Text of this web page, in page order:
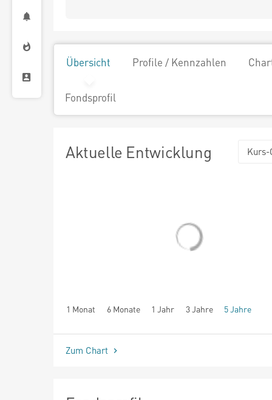
Übersicht Profile / Kennzahlen
Fondsprofil
Aktuelle Entwicklung Kurs-
1 Monat 6 Monate 1 Jahr 3 Jahre 5 Jahre
seit Beginn
Zum Chart